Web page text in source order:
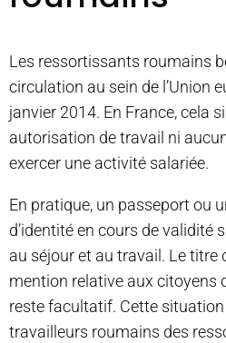
Les ressortissants roumains
circulation au sein de l’Union
janvier 2014. En France, cela
autorisation de travail ni
exercer une activité salariée.
En pratique, un passeport ou
d’identité en cours de validité
au séjour et au travail. Le titre
mention relative aux citoyens
reste facultatif. Cette
travailleurs roumains des